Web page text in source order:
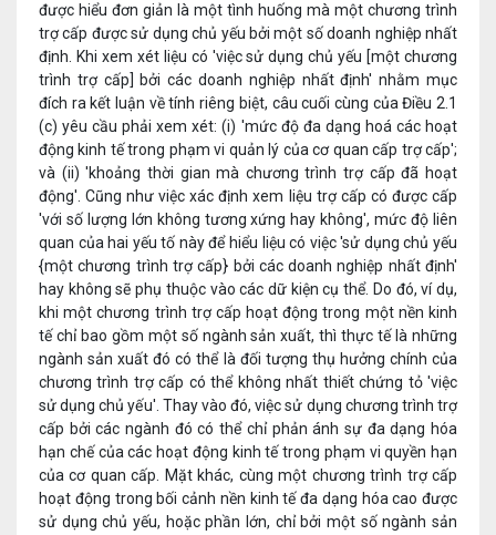
được hiểu đơn giản là một tình huống mà một chương trình
trợ cấp được sử dụng chủ yếu bởi một số doanh nghiệp nhất
định. Khi xem xét liệu có 'việc sử dụng chủ yếu [một chương
trình trợ cấp] bởi các doanh nghiệp nhất định' nhằm mục
đích ra kết luận về tính riêng biệt, câu cuối cùng của Điều 2.1
(c) yêu cầu phải xem xét: (i) 'mức độ đa dạng hoá các hoạt
động kinh tế trong phạm vi quản lý của cơ quan cấp trợ cấp';
và (ii) 'khoảng thời gian mà chương trình trợ cấp đã hoạt
động'. Cũng như việc xác định xem liệu trợ cấp có được cấp
'với số lượng lớn không tương xứng hay không', mức độ liên
quan của hai yếu tố này để hiểu liệu có việc 'sử dụng chủ yếu
{một chương trình trợ cấp} bởi các doanh nghiệp nhất định'
hay không sẽ phụ thuộc vào các dữ kiện cụ thể. Do đó, ví dụ,
khi một chương trình trợ cấp hoạt động trong một nền kinh
tế chỉ bao gồm một số ngành sản xuất, thì thực tế là những
ngành sản xuất đó có thể là đối tượng thụ hưởng chính của
chương trình trợ cấp có thể không nhất thiết chứng tỏ 'việc
sử dụng chủ yếu'. Thay vào đó, việc sử dụng chương trình trợ
cấp bởi các ngành đó có thể chỉ phản ánh sự đa dạng hóa
hạn chế của các hoạt động kinh tế trong phạm vi quyền hạn
của cơ quan cấp. Mặt khác, cùng một chương trình trợ cấp
hoạt động trong bối cảnh nền kinh tế đa dạng hóa cao được
sử dụng chủ yếu, hoặc phần lớn, chỉ bởi một số ngành sản